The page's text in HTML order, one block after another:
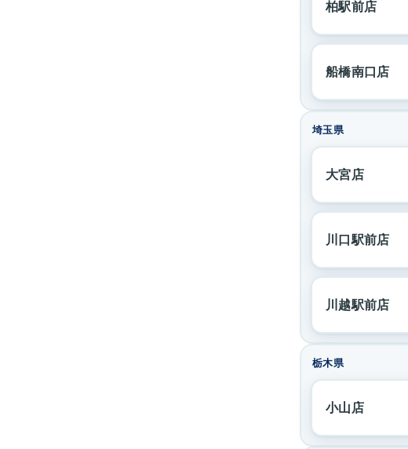
柏駅前店
船橋南口店
埼玉県
大宮店
川口駅前店
川越駅前店
栃木県
小山店